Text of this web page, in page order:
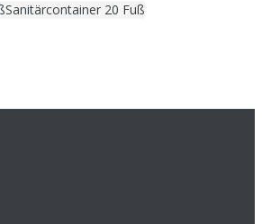
Sanitärcontainer 20 Fuß